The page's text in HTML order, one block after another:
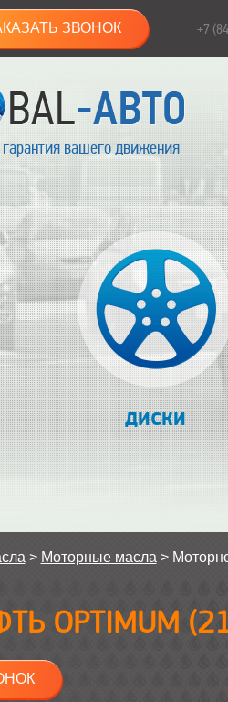
ЗВОНОК +7
вашего движения
ДИСКИ
> Моторные масла >
OPTIMUM